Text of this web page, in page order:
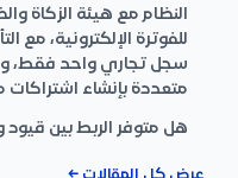
النظام مع هيئة الزكاة
للفوترة الإلكترونية، مع
سجل تجاري واحد فقط،
متعددة بإنشاء اشتراكات
هل متوفر الربط بين قيود